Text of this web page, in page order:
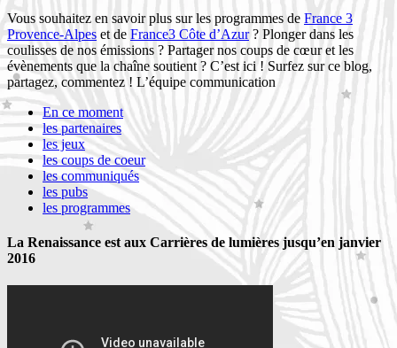
Vous souhaitez en savoir plus sur les programmes de France 3
Provence-Alpes et de France3 Côte d’Azur? Plonger dans les
coulisses de nos émissions ? Partager nos coups de cœur et les
évènements que la chaîne soutient ? C’est ici ! Surfez sur ce blog,
partagez, commentez ! L’équipe communication
En ce moment
les partenaires
les jeux
les coups de coeur
les communiqués
les pubs
les programmes
La Renaissance est aux Carrières de lumières jusqu’en janvier
2016